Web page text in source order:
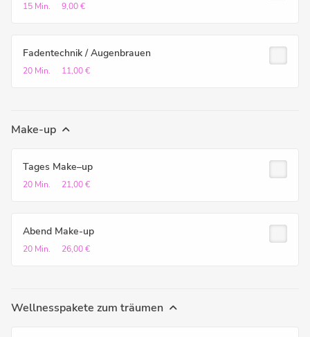
15 Min. 9,00 €
Fadentechnik / Augenbrauen
20 Min. 11,00 €
Make-up
Tages Make–up
20 Min. 21,00 €
Abend Make-up
20 Min. 26,00 €
Wellnesspakete zum träumen